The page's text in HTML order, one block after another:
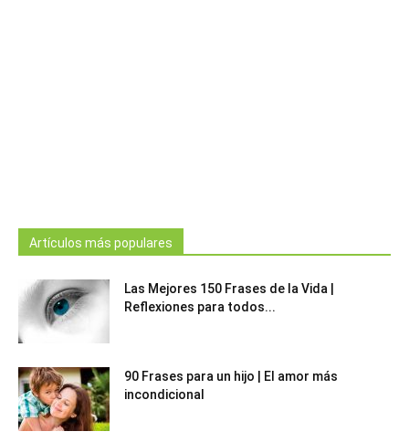
Artículos más populares
Las Mejores 150 Frases de la Vida |
Reflexiones para todos...
90 Frases para un hijo | El amor más
incondicional